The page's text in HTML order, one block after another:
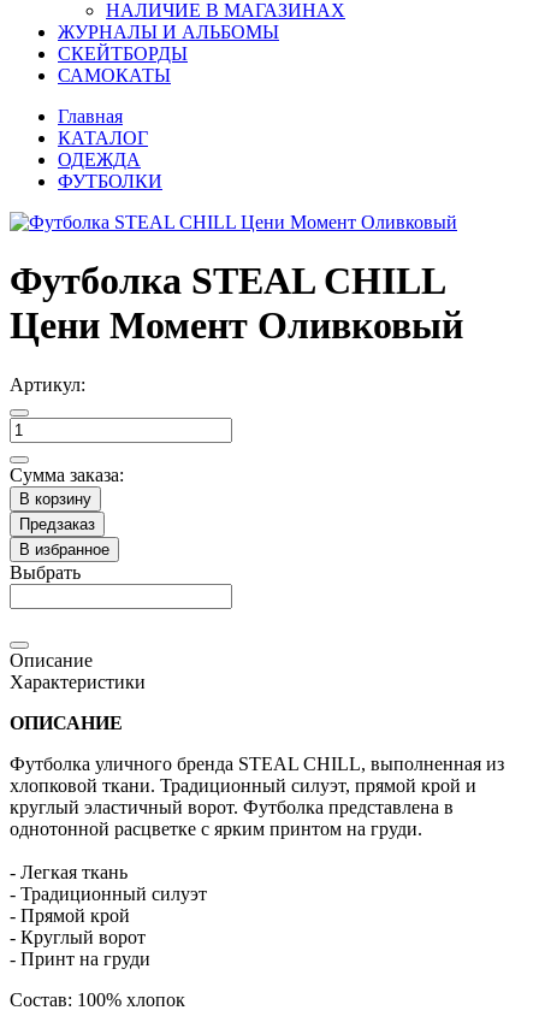
НАЛИЧИЕ В МАГАЗИНАХ
ЖУРНАЛЫ И АЛЬБОМЫ
СКЕЙТБОРДЫ
САМОКАТЫ
Главная
КАТАЛОГ
ОДЕЖДА
ФУТБОЛКИ
Футболка STEAL CHILL
Цени Момент Оливковый
Артикул:
Сумма заказа:
В корзину
Предзаказ
В избранное
Выбрать
Описание
Характеристики
ОПИСАНИЕ
Футболка уличного бренда STEAL CHILL, выполненная из
хлопковой ткани. Традиционный силуэт, прямой крой и
круглый эластичный ворот. Футболка представлена в
однотонной расцветке с ярким принтом на груди.
- Легкая ткань
- Традиционный силуэт
- Прямой крой
- Круглый ворот
- Принт на груди
Состав: 100% хлопок